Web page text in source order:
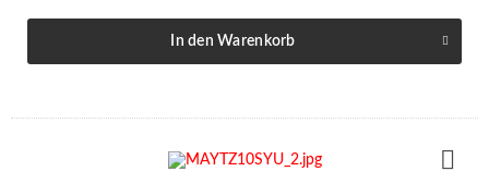
In den Warenkorb